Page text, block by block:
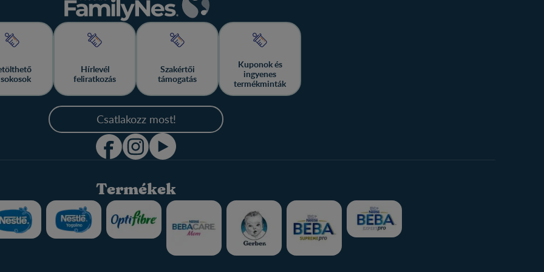
Hírlevél
feliratkozás
Szakértői
támogatás
Kuponok és
ingyenes
termékminták
Csatlakozz most!
Termékek